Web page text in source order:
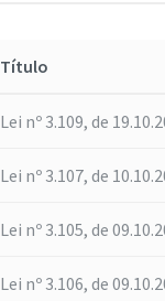
Título
Lei nº 3.109, de
Lei nº 3.107, de
Lei nº 3.105, de
Lei nº 3.106, de